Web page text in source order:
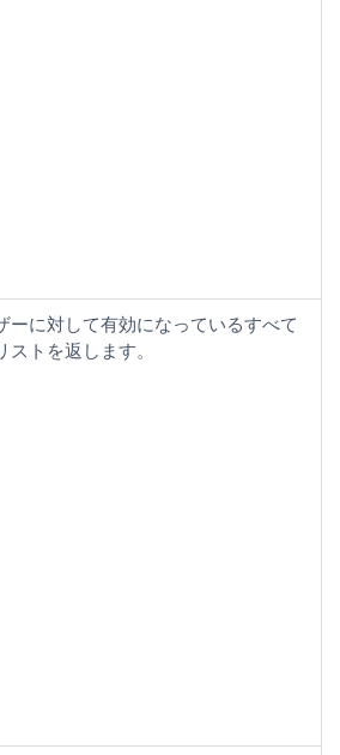
ーに対して有効になっているすべて
ストを返します。